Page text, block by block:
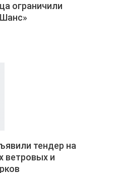
ограничили
тендер на
ветровых и